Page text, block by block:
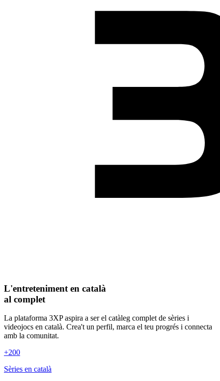
L'entreteniment en català
al complet
La plataforma 3XP aspira a ser el catàleg complet de sèries i
videojocs en català. Crea't un perfil, marca el teu progrés i connecta
amb la comunitat.
+200
Sèries en català